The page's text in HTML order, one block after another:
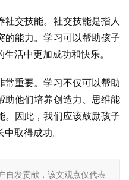
社交技能。社交技能是指人
的能力。学习可以帮助孩子
活中更加成功和快乐。
常重要。学习不仅可以帮助
助他们培养创造力、思维能
。因此，我们应该鼓励孩子
取得成功。
自发贡献，该文观点仅代表